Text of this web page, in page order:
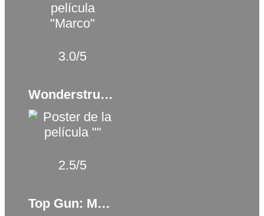
3.0/5
Wonderstruck. El museo de las maravillas (2017)
2.5/5
Top Gun: Maverick (2022)